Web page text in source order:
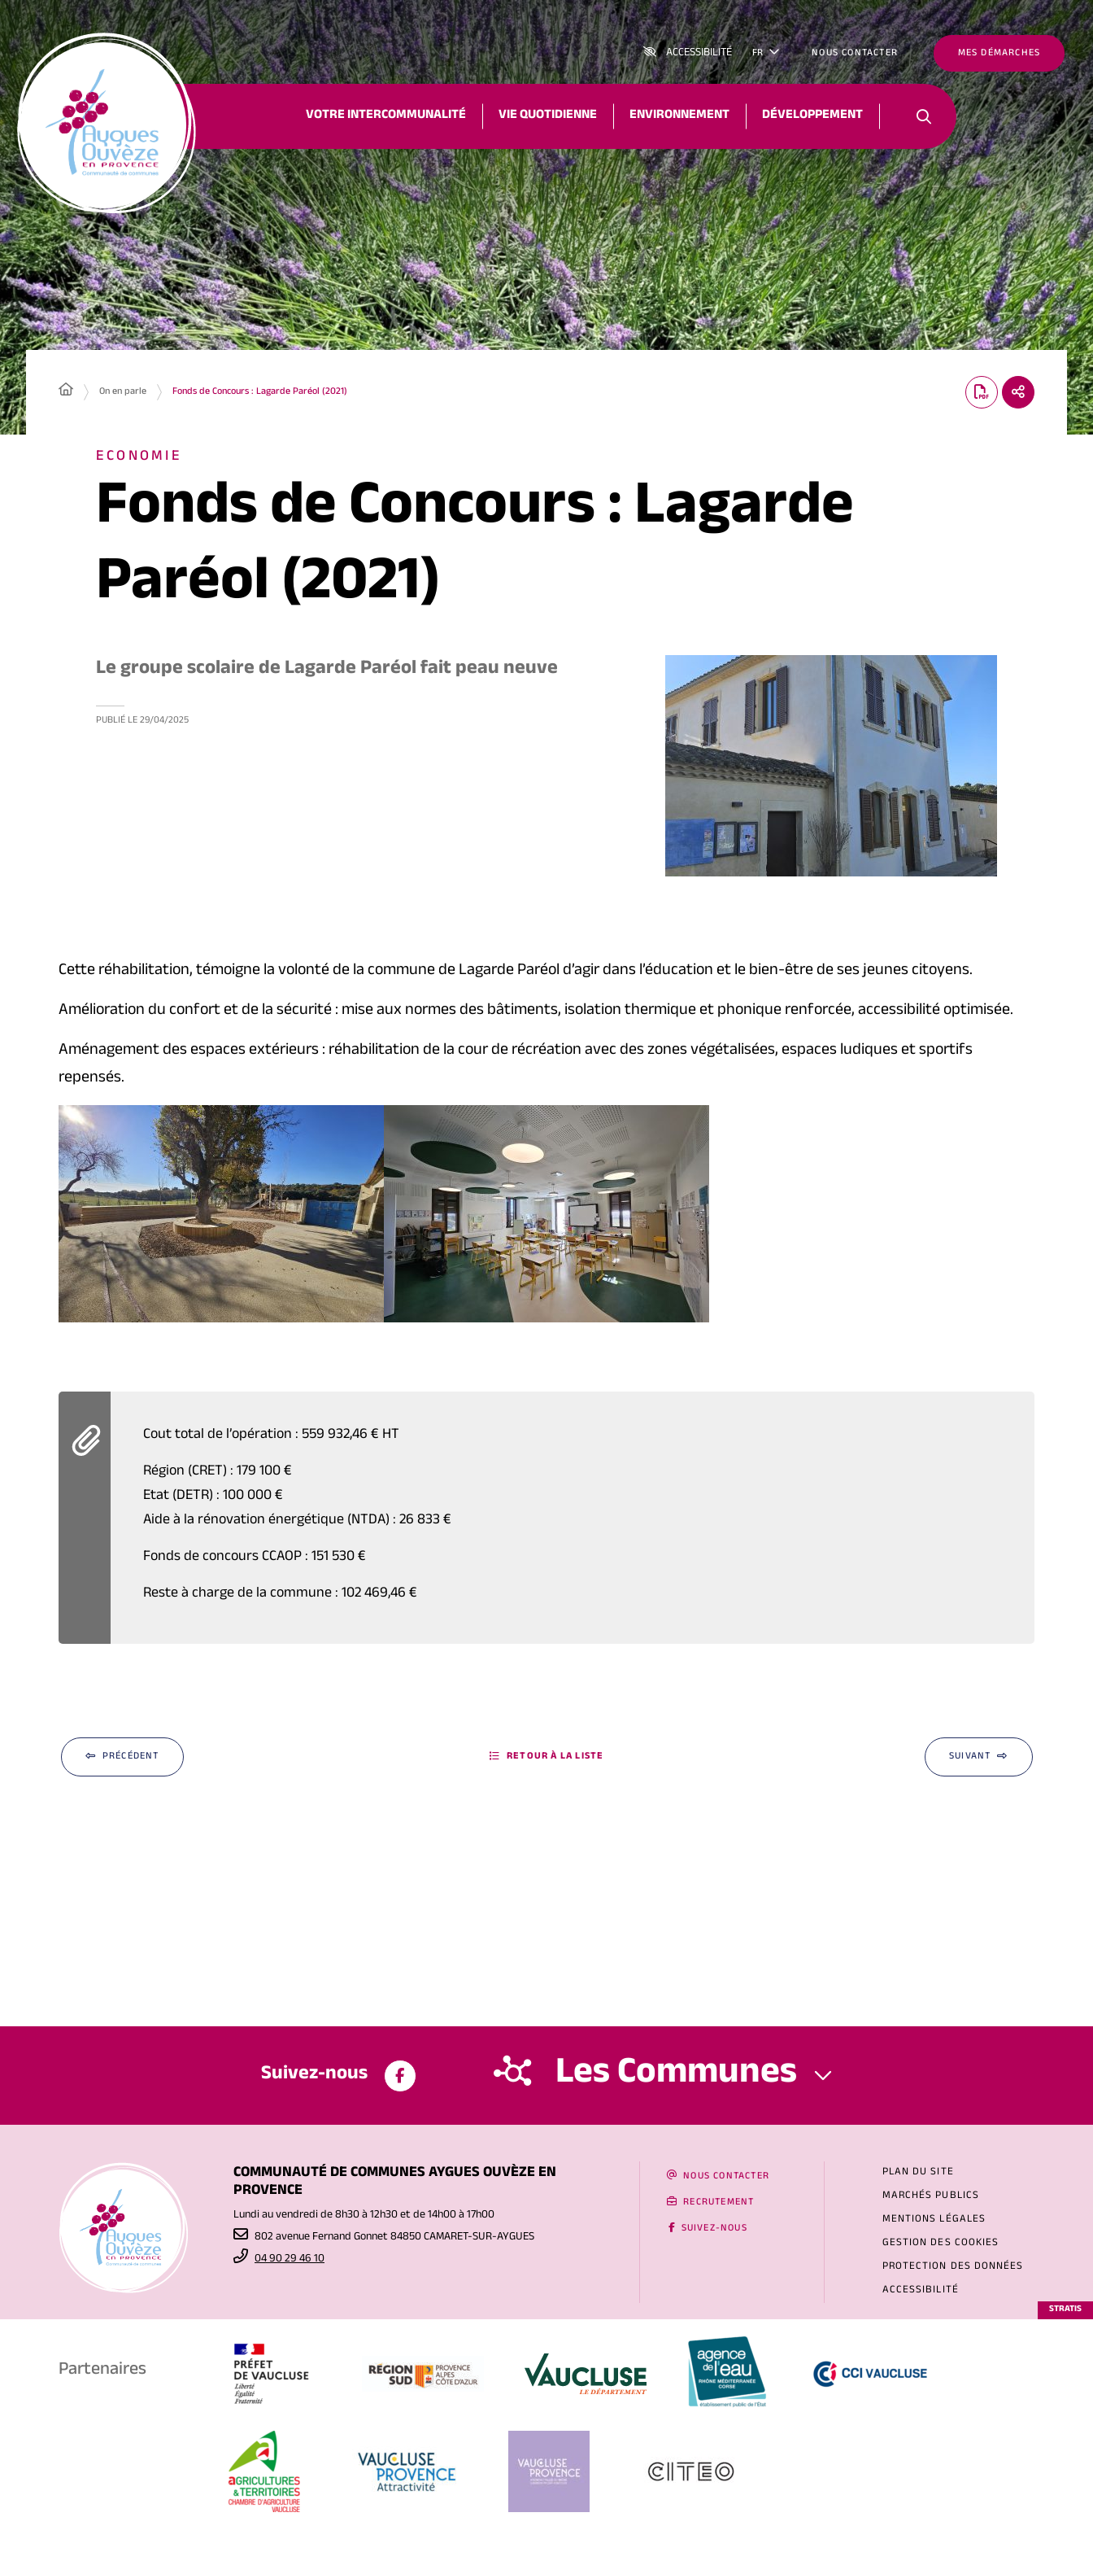
ACCESSIBILITÉ FR NOUS CONTACTER MES DÉMARCHES
VOTRE INTERCOMMUNALITÉ VIE QUOTIDIENNE ENVIRONNEMENT DÉVELOPPEMENT
On en parle Fonds de Concours : Lagarde Paréol (2021)
ECONOMIE
Fonds de Concours : Lagarde
Paréol (2021)
Le groupe scolaire de Lagarde Paréol fait peau neuve
PUBLIÉ LE29/04/2025
Cette réhabilitation, témoigne la volonté de la commune de Lagarde Paréol d’agir dans l’éducation et le bien-être de ses jeunes citoyens.
Amélioration du confort et de la sécurité : mise aux normes des bâtiments, isolation thermique et phonique renforcée, accessibilité optimisée.
Aménagement des espaces extérieurs : réhabilitation de la cour de récréation avec des zones végétalisées, espaces ludiques et sportifs
repensés.
Cout total de l’opération : 559 932,46 € HT
Région (CRET) : 179 100 €
Etat (DETR) : 100 000 €
Aide à la rénovation énergétique (NTDA) : 26 833 €
Fonds de concours CCAOP : 151 530 €
Reste à charge de la commune : 102 469,46 €
PRÉCÉDENT RETOUR À LA LISTE SUIVANT
Suivez-nous Les Communes
COMMUNAUTÉ DE COMMUNES AYGUES OUVÈZE EN
PROVENCE
Lundi au vendredi de 8h30 à 12h30 et de 14h00 à 17h00
802 avenue Fernand Gonnet 84850 CAMARET-SUR-AYGUES
04 90 29 46 10
NOUS CONTACTER
RECRUTEMENT
SUIVEZ-NOUS
PLAN DU SITE
MARCHÉS PUBLICS
MENTIONS LÉGALES
GESTION DES COOKIES
PROTECTION DES DONNÉES
ACCESSIBILITÉ
STRATIS
Partenaires